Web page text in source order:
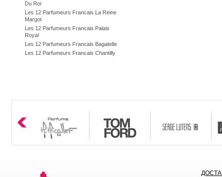
Du Roi
Les 12 Parfumeurs Francais La Reine
Margot
Les 12 Parfumeurs Francais Palais
Royal
Les 12 Parfumeurs Francais Bagatelle
Les 12 Parfumeurs Francais Chantilly